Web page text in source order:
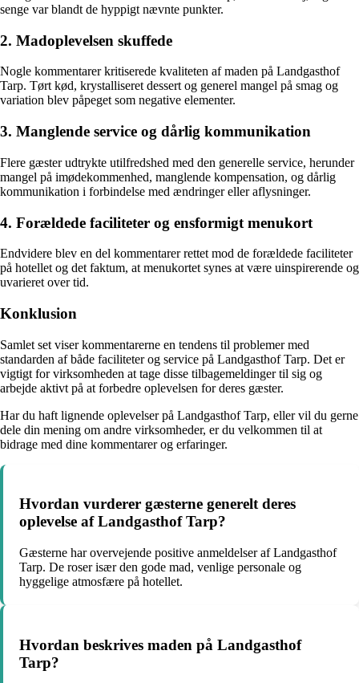
senge var blandt de hyppigt nævnte punkter.
2. Madoplevelsen skuffede
Nogle kommentarer kritiserede kvaliteten af maden på Landgasthof
Tarp. Tørt kød, krystalliseret dessert og generel mangel på smag og
variation blev påpeget som negative elementer.
3. Manglende service og dårlig kommunikation
Flere gæster udtrykte utilfredshed med den generelle service, herunder
mangel på imødekommenhed, manglende kompensation, og dårlig
kommunikation i forbindelse med ændringer eller aflysninger.
4. Forældede faciliteter og ensformigt menukort
Endvidere blev en del kommentarer rettet mod de forældede faciliteter
på hotellet og det faktum, at menukortet synes at være uinspirerende og
uvarieret over tid.
Konklusion
Samlet set viser kommentarerne en tendens til problemer med
standarden af både faciliteter og service på Landgasthof Tarp. Det er
vigtigt for virksomheden at tage disse tilbagemeldinger til sig og
arbejde aktivt på at forbedre oplevelsen for deres gæster.
Har du haft lignende oplevelser på Landgasthof Tarp, eller vil du gerne
dele din mening om andre virksomheder, er du velkommen til at
bidrage med dine kommentarer og erfaringer.
Hvordan vurderer gæsterne generelt deres
oplevelse af Landgasthof Tarp?
Gæsterne har overvejende positive anmeldelser af Landgasthof
Tarp. De roser især den gode mad, venlige personale og
hyggelige atmosfære på hotellet.
Hvordan beskrives maden på Landgasthof
Tarp?